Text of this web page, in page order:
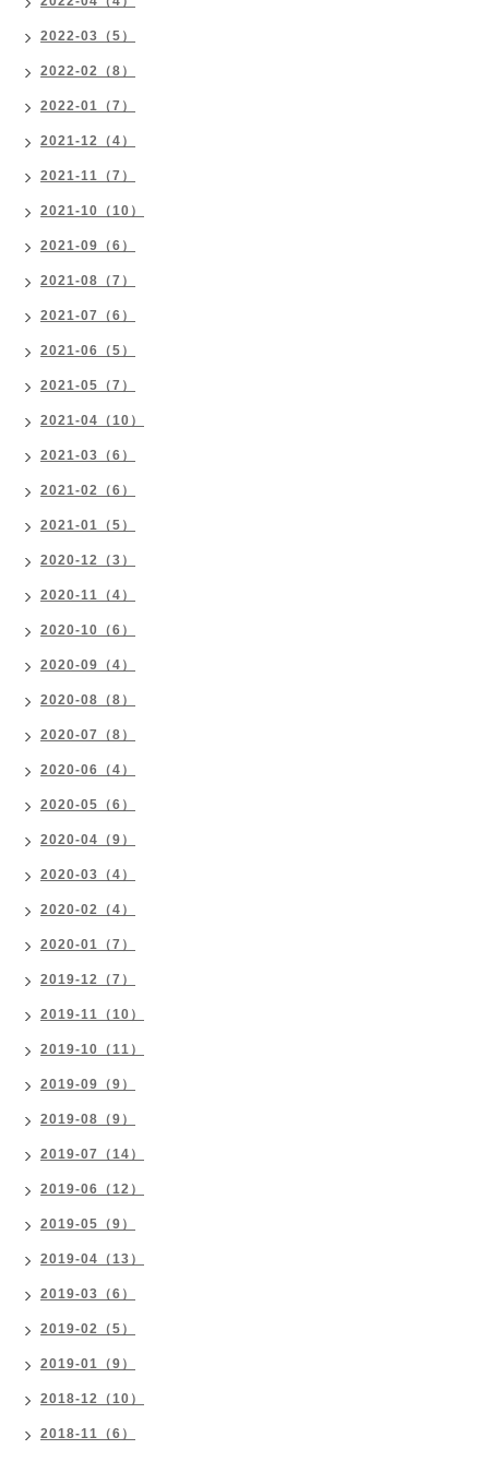
2022-03（5）
2022-02（8）
2022-01（7）
2021-12（4）
2021-11（7）
2021-10（10）
2021-09（6）
2021-08（7）
2021-07（6）
2021-06（5）
2021-05（7）
2021-04（10）
2021-03（6）
2021-02（6）
2021-01（5）
2020-12（3）
2020-11（4）
2020-10（6）
2020-09（4）
2020-08（8）
2020-07（8）
2020-06（4）
2020-05（6）
2020-04（9）
2020-03（4）
2020-02（4）
2020-01（7）
2019-12（7）
2019-11（10）
2019-10（11）
2019-09（9）
2019-08（9）
2019-07（14）
2019-06（12）
2019-05（9）
2019-04（13）
2019-03（6）
2019-02（5）
2019-01（9）
2018-12（10）
2018-11（6）